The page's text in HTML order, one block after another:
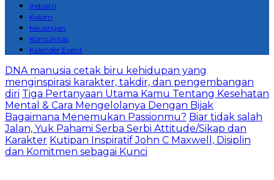
Industri
Kolom
Keuangan
Komunitas
Kalender Event
DNA manusia cetak biru kehidupan yang
menginspirasi karakter, takdir, dan pengembangan
diri Tiga Pertanyaan Utama Kamu Tentang Kesehatan
Mental & Cara Mengelolanya Dengan Bijak
Bagaimana Menemukan Passionmu? Biar tidak salah
Jalan, Yuk Pahami Serba Serbi Attitude/Sikap dan
Karakter Kutipan Inspiratif John C Maxwell, Disiplin
dan Komitmen sebagai Kunci